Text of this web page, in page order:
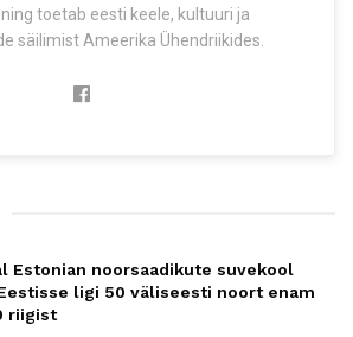
toetab eesti keele, kultuuri ja
säilimist Ameerika Ühendriikides.
Estonian noorsaadikute suvekool
ligi 50 väliseesti noort enam
riigist